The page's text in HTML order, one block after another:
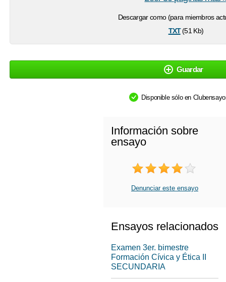
Descargar como (para miembros
txt(51 Kb)
Guardar
Disponible sólo en
Información sobre
ensayo
Denunciar este ensayo
Ensayos relacionados
Examen 3er. bimestre
Formación Cívica y Ética II
SECUNDARIA